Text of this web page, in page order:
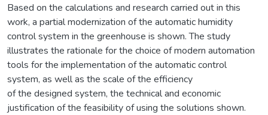
Based on the calculations and research carried out in this
work, a partial modernization of the automatic humidity
control system in the greenhouse is shown. The study
illustrates the rationale for the choice of modern automation
tools for the implementation of the automatic control
system, as well as the scale of the efficiency
of the designed system, the technical and economic
justification of the feasibility of using the solutions shown.